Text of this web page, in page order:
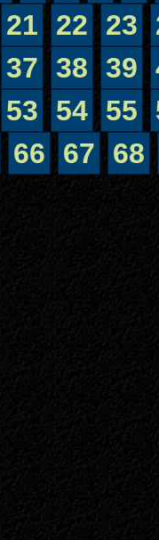
21 22 23
37 38 39
53 54 55
66 67 68